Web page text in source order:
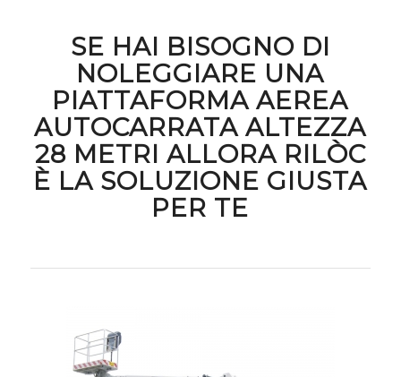
SE HAI BISOGNO DI
NOLEGGIARE UNA
PIATTAFORMA AEREA
AUTOCARRATA ALTEZZA
28 METRI ALLORA RILÒC
È LA SOLUZIONE GIUSTA
PER TE